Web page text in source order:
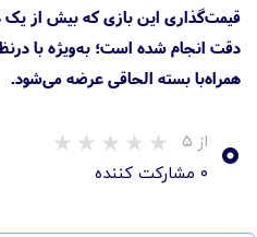
قیمت‌گذاری این بازی که بیش از یک
دقت انجام شده است؛ به‌ویژه با
همراه‌با بسته الحاقی عرضه می‌شود.
۰ از ۵
۰ مشارکت کننده